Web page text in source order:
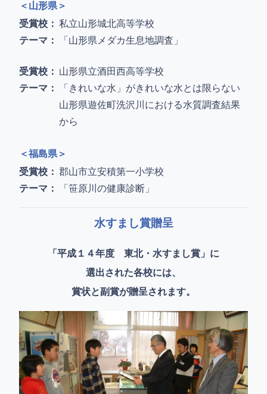
＜山形県＞
受賞校： 私立山形城北高等学校
テーマ：
「山形県メダカ生息地調査」
受賞校： 山形県立酒田西高等学校
テーマ：
「きれいな水」がきれいな水とは限らない
山形県遊佐町洗沢川における水質調査結果
から
＜福島県＞
受賞校： 郡山市立安積第一小学校
テーマ：
「笹原川の健康診断」
水すまし賞贈呈
「平成１４年度 東北・水すまし賞」に
選出された各校には、
賞状と副賞が贈呈されます。